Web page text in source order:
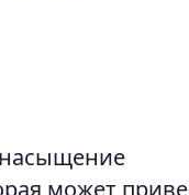
может